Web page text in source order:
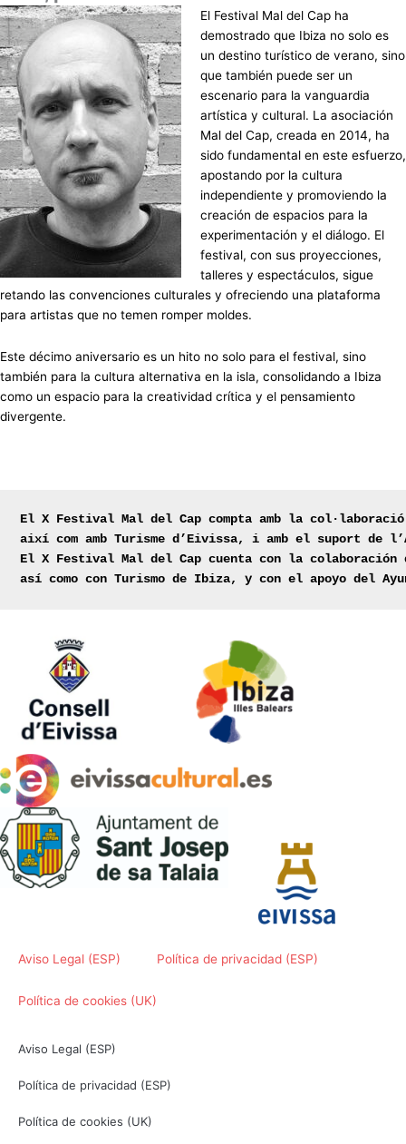
El Festival Mal del Cap ha
demostrado que Ibiza no solo es
un destino turístico de verano, sino
que también puede ser un
escenario para la vanguardia
artística y cultural. La asociación
Mal del Cap, creada en 2014, ha
sido fundamental en este esfuerzo,
apostando por la cultura
independiente y promoviendo la
creación de espacios para la
experimentación y el diálogo. El
festival, con sus proyecciones,
talleres y espectáculos, sigue
retando las convenciones culturales y ofreciendo una plataforma
para artistas que no temen romper moldes.
Este décimo aniversario es un hito no solo para el festival, sino
también para la cultura alternativa en la isla, consolidando a Ibiza
como un espacio para la creatividad crítica y el pensamiento
divergente.
El X Festival Mal del Cap compta amb la
així com amb Turisme d’Eivissa, i amb el suport de
El X Festival Mal del Cap cuenta con la
Aviso Legal (ESP) Política de privacidad (ESP)
Política de cookies (UK)
Aviso Legal (ESP)
Política de privacidad (ESP)
Política de cookies (UK)